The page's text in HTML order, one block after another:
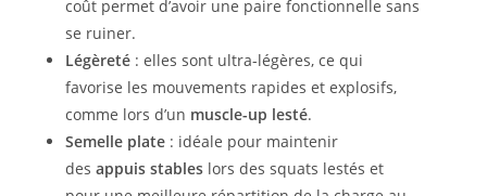
coût permet d’avoir une paire fonctionnelle sans
se ruiner.
Légèreté : elles sont ultra-légères, ce qui
favorise les mouvements rapides et explosifs,
comme lors d’un muscle-up lesté.
Semelle plate : idéale pour maintenir
des appuis stables lors des squats lestés et